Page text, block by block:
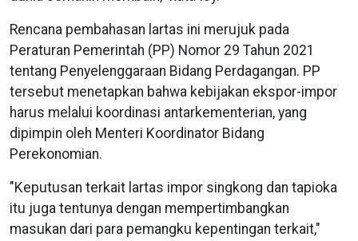
Rencana pembahasan lartas ini merujuk pada
Peraturan Pemerintah (PP) Nomor 29 Tahun 2021
tentang Penyelenggaraan Bidang Perdagangan. PP
tersebut menetapkan bahwa kebijakan ekspor-impor
harus melalui koordinasi antarkementerian, yang
dipimpin oleh Menteri Koordinator Bidang
Perekonomian.
"Keputusan terkait lartas impor singkong dan tapioka
itu juga tentunya dengan mempertimbangkan
masukan dari para pemangku kepentingan terkait,"